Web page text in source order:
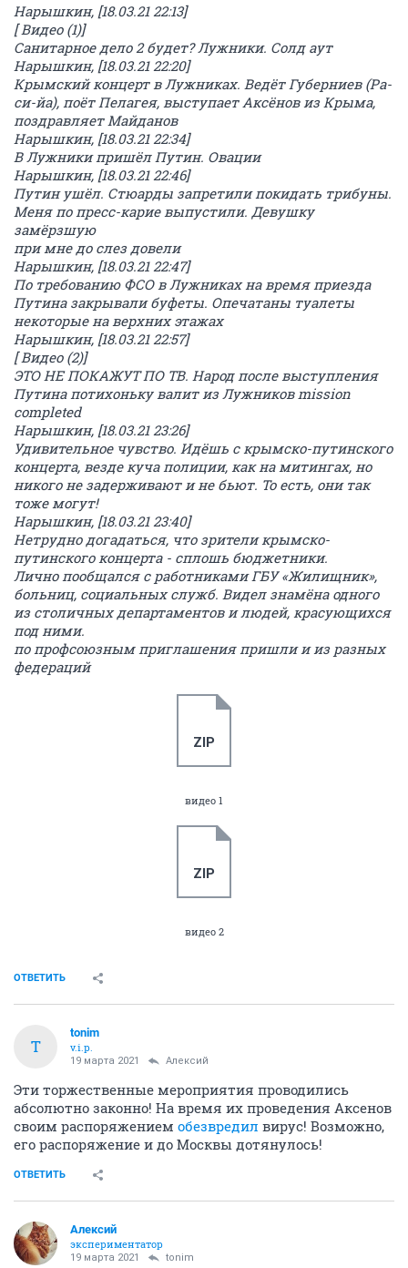
Нарышкин, [18.03.21 22:13]
[ Видео (1)]
Санитарное дело 2 будет? Лужники. Солд аут
Нарышкин, [18.03.21 22:20]
Крымский концерт в Лужниках. Ведёт Губерниев (Ра-
си-йа), поёт Пелагея, выступает Аксёнов из Крыма,
поздравляет Майданов
Нарышкин, [18.03.21 22:34]
В Лужники пришёл Путин. Овации
Нарышкин, [18.03.21 22:46]
Путин ушёл. Стюарды запретили покидать трибуны.
Меня по пресс-карие выпустили. Девушку
замёрзшую
при мне до слез довели
Нарышкин, [18.03.21 22:47]
По требованию ФСО в Лужниках на время приезда
Путина закрывали буфеты. Опечатаны туалеты
некоторые на верхних этажах
Нарышкин, [18.03.21 22:57]
[ Видео (2)]
ЭТО НЕ ПОКАЖУТ ПО ТВ. Народ после выступления
Путина потихоньку валит из Лужников mission
completed
Нарышкин, [18.03.21 23:26]
Удивительное чувство. Идёшь с крымско-путинского
концерта, везде куча полиции, как на митингах, но
никого не задерживают и не бьют. То есть, они так
тоже могут!
Нарышкин, [18.03.21 23:40]
Нетрудно догадаться, что зрители крымско-
путинского концерта - сплошь бюджетники.
Лично пообщался с работниками ГБУ «Жилищник»,
больниц, социальных служб. Видел знамёна одного
из столичных департаментов и людей, красующихся
под ними.
по профсоюзным приглашения пришли и из разных
федераций
ZIP
видео 1
ZIP
видео 2
ОТВЕТИТЬ
T
tonim
v.i.p.
19 марта 2021 Алексий
Эти торжественные мероприятия проводились
абсолютно законно! На время их проведения Аксенов
своим распоряжением обезвредил вирус! Возможно,
его распоряжение и до Москвы дотянулось!
ОТВЕТИТЬ
Алексий
экспериментатор
19 марта 2021 tonim